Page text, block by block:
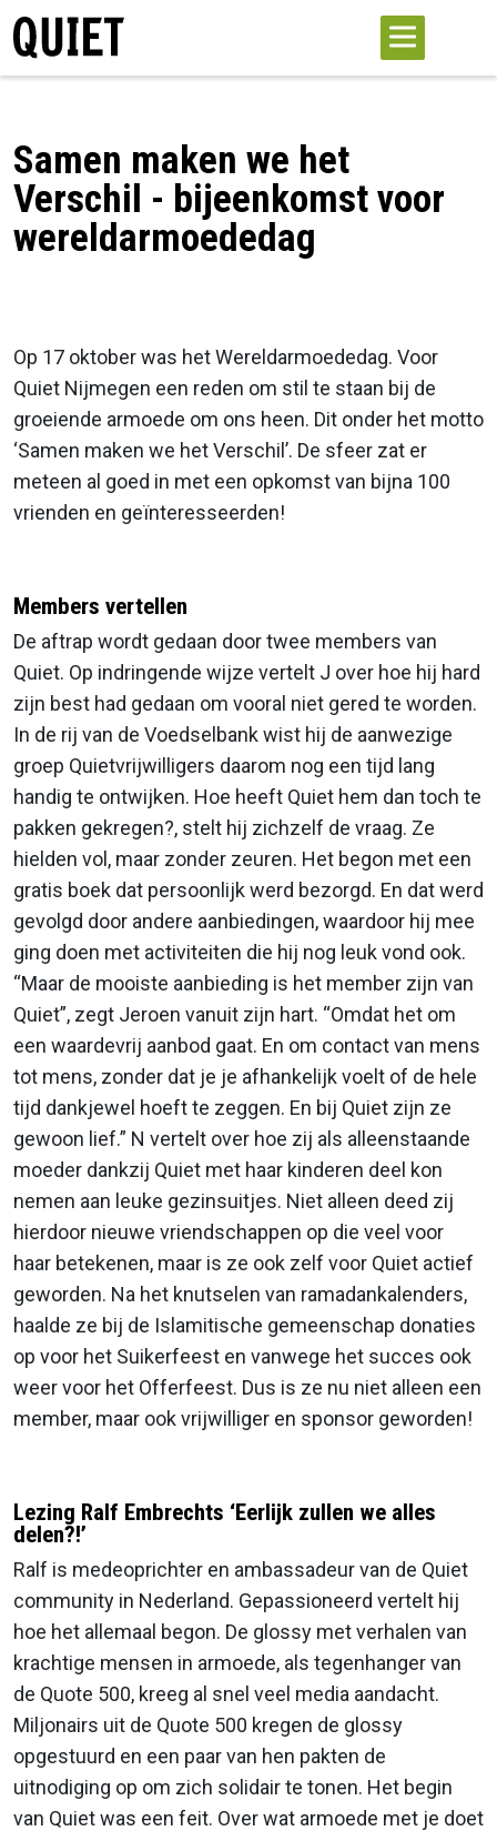
Samen maken we het
Verschil - bijeenkomst voor
wereldarmoededag
Op 17 oktober was het Wereldarmoededag. Voor
Quiet Nijmegen een reden om stil te staan bij de
groeiende armoede om ons heen. Dit onder het motto
‘Samen maken we het Verschil’. De sfeer zat er
meteen al goed in met een opkomst van bijna 100
vrienden en geïnteresseerden!
Members vertellen
De aftrap wordt gedaan door twee members van
Quiet. Op indringende wijze vertelt J over hoe hij hard
zijn best had gedaan om vooral niet gered te worden.
In de rij van de Voedselbank wist hij de aanwezige
groep Quietvrijwilligers daarom nog een tijd lang
handig te ontwijken. Hoe heeft Quiet hem dan toch te
pakken gekregen?, stelt hij zichzelf de vraag. Ze
hielden vol, maar zonder zeuren. Het begon met een
gratis boek dat persoonlijk werd bezorgd. En dat werd
gevolgd door andere aanbiedingen, waardoor hij mee
ging doen met activiteiten die hij nog leuk vond ook.
“Maar de mooiste aanbieding is het member zijn van
Quiet”, zegt Jeroen vanuit zijn hart. “Omdat het om
een waardevrij aanbod gaat. En om contact van mens
tot mens, zonder dat je je afhankelijk voelt of de hele
tijd dankjewel hoeft te zeggen. En bij Quiet zijn ze
gewoon lief.” N vertelt over hoe zij als alleenstaande
moeder dankzij Quiet met haar kinderen deel kon
nemen aan leuke gezinsuitjes. Niet alleen deed zij
hierdoor nieuwe vriendschappen op die veel voor
haar betekenen, maar is ze ook zelf voor Quiet actief
geworden. Na het knutselen van ramadankalenders,
haalde ze bij de Islamitische gemeenschap donaties
op voor het Suikerfeest en vanwege het succes ook
weer voor het Offerfeest. Dus is ze nu niet alleen een
member, maar ook vrijwilliger en sponsor geworden!
Lezing Ralf Embrechts ‘Eerlijk zullen we alles
delen?!’
Ralf is medeoprichter en ambassadeur van de Quiet
community in Nederland. Gepassioneerd vertelt hij
hoe het allemaal begon. De glossy met verhalen van
krachtige mensen in armoede, als tegenhanger van
de Quote 500, kreeg al snel veel media aandacht.
Miljonairs uit de Quote 500 kregen de glossy
opgestuurd en een paar van hen pakten de
uitnodiging op om zich solidair te tonen. Het begin
van Quiet was een feit. Over wat armoede met je doet